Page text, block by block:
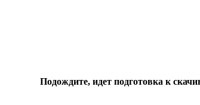
Подождите, идет подготовка к